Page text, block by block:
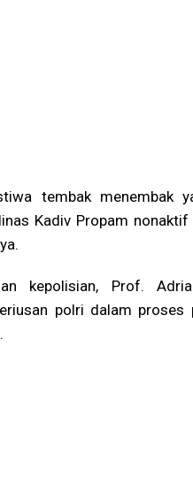
tembak menembak
Kadiv Propam
kepolisian, Prof.
polri dalam